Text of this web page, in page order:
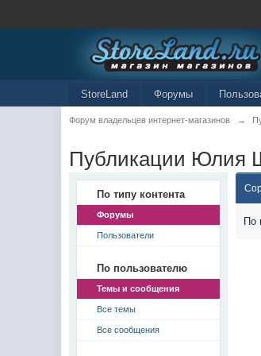
StoreLand Форумы
Форум владельцев интернет-магазинов →
Публикации Юлия
По типу контента
Форумы
Пользователи
По пользователю
Темы и сообщения
Все темы
Все сообщения
По